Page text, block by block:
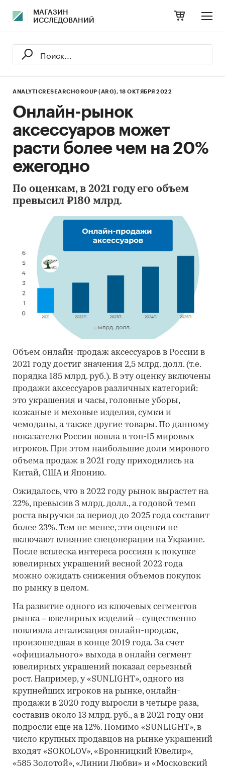
МАГАЗИН
ИССЛЕДОВАНИЙ
ANALYTICRESEARCHGROUP (ARG), 18 ОКТЯБРЯ 2022
Онлайн-рынок
аксессуаров может
расти более чем на 20%
ежегодно
По оценкам, в 2021 году его объем
превысил ₽180 млрд.
Объем онлайн-продаж аксессуаров в России в
2021 году достиг значения 2,5 млрд. долл. (т.е.
порядка 185 млрд. руб.). В эту оценку включены
продажи аксессуаров различных категорий:
это украшения и часы, головные уборы,
кожаные и меховые изделия, сумки и
чемоданы, а также другие товары. По данному
показателю Россия вошла в топ-15 мировых
игроков. При этом наибольшие доли мирового
объема продаж в 2021 году приходились на
Китай, США и Японию.
Ожидалось, что в 2022 году рынок вырастет на
22%, превысив 3 млрд. долл., а годовой темп
роста выручки за период до 2025 года составит
более 23%. Тем не менее, эти оценки не
включают влияние спецоперации на Украине.
После всплеска интереса россиян к покупке
ювелирных украшений весной 2022 года
можно ожидать снижения объемов покупок
по рынку в целом.
На развитие одного из ключевых сегментов
рынка – ювелирных изделий – существенно
повлияла легализация онлайн-продаж,
произошедшая в конце 2019 года. За счет
«официального» выхода в онлайн сегмент
ювелирных украшений показал серьезный
рост. Например, у «SUNLIGHT», одного из
крупнейших игроков на рынке, онлайн-
продажи в 2020 году выросли в четыре раза,
составив около 13 млрд. руб., а в 2021 году они
подросли еще на 12%. Помимо «SUNLIGHT», в
число крупных продавцов на рынке украшений
входят «SOKOLOV», «Бронницкий Ювелир»,
«585 Золотой», «Линии Любви» и «Московский